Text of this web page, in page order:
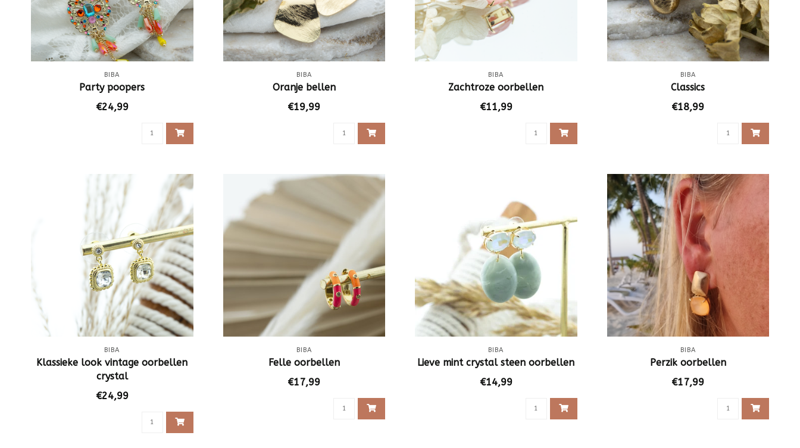
BIBA
Party poopers
€24,99
BIBA
Oranje bellen
€19,99
BIBA
Zachtroze oorbellen
€11,99
BIBA
Classics
€18,99
BIBA
Klassieke look vintage oorbellen
crystal
€24,99
BIBA
Felle oorbellen
€17,99
BIBA
Lieve mint crystal steen oorbellen
€14,99
BIBA
Perzik oorbellen
€17,99